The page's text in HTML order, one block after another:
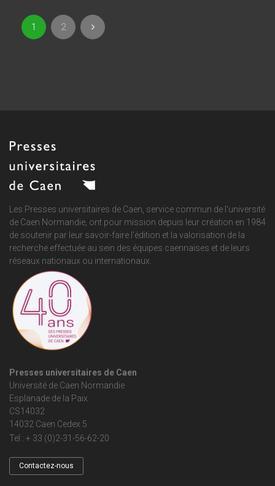
1 2
Les Presses universitaires de Caen, service commun de l'université
de Caen Normandie, ont pour mission depuis leur création en 1984
de soutenir par leur savoir-faire l'édition et la valorisation de la
recherche effectuée au sein des équipes caennaises et de leurs
réseaux nationaux ou internationaux.
Presses universitaires de Caen
Université de Caen Normandie
Esplanade de la Paix
CS14032
14032 Caen Cedex 5
Tel : + 33 (0)2-31-56-62-20
Contactez-nous